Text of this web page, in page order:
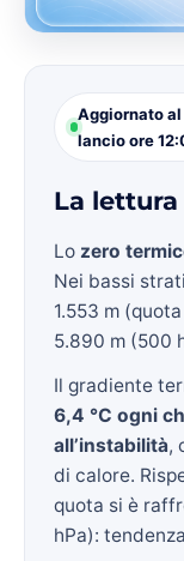
Aggiornato
lancio ore
La
Lo zero
Nei bassi
1.553 m
5.890 m (500
Il gradiente
6,4 °C ogni
all’instabilità,
di calore.
quota si è
hPa):